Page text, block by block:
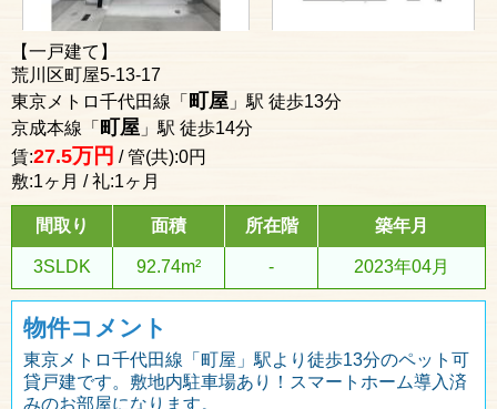
【一戸建て】
荒川区町屋5-13-17
東京メトロ千代田線「 町屋 」駅 徒歩13分
京成本線「 町屋 」駅 徒歩14分
賃:27.5万円 / 管(共):0円
敷:1ヶ月 / 礼:1ヶ月
間取り 面積 所在階 築年月
3SLDK 92.74m² - 2023年04月
物件コメント
東京メトロ千代田線「町屋」駅より徒歩13分のペット可
貸戸建です。敷地内駐車場あり！スマートホーム導入済
みのお部屋になります。